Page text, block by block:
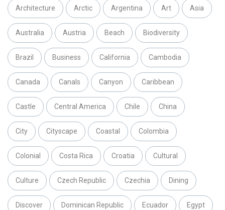
Architecture Arctic Argentina Art Asia
Australia Austria Beach Biodiversity
Brazil Business California Cambodia
Canada Canals Canyon Caribbean
Castle Central America Chile China
City Cityscape Coastal Colombia
Colonial Costa Rica Croatia Cultural
Culture Czech Republic Czechia Dining
Discover Dominican Republic Ecuador Egypt